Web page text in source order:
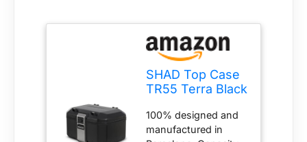
SHAD Top Case
TR55 Terra Black
100% designed and
manufactured in